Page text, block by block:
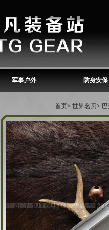
军事户外 防身安保
首页> 世界名刃>